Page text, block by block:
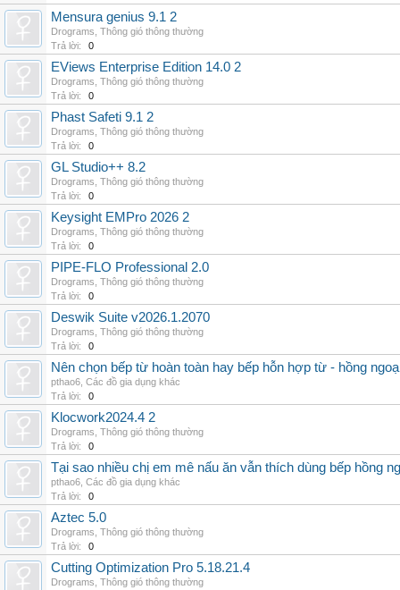
Mensura genius 9.1 2
Drograms Thông gió thông thường
Trả lời:
0
EViews Enterprise Edition 14.0 2
Drograms Thông gió thông thường
Trả lời:
0
Phast Safeti 9.1 2
Drograms Thông gió thông thường
Trả lời:
0
GL Studio++ 8.2
Drograms Thông gió thông thường
Trả lời:
0
Keysight EMPro 2026 2
Drograms Thông gió thông thường
Trả lời:
0
PIPE-FLO Professional 2.0
Drograms Thông gió thông thường
Trả lời:
0
Deswik Suite v2026.1.2070
Drograms Thông gió thông thường
Trả lời:
0
Nên chọn bếp từ hoàn toàn hay bếp hỗn hợp từ - hồng
pthao6 Các đồ gia dụng khác
Trả lời:
0
Klocwork2024.4 2
Drograms Thông gió thông thường
Trả lời:
0
Tại sao nhiều chị em mê nấu ăn vẫn thích dùng bếp hồng
pthao6 Các đồ gia dụng khác
Trả lời:
0
Aztec 5.0
Drograms Thông gió thông thường
Trả lời:
0
Cutting Optimization Pro 5.18.21.4
Drograms Thông gió thông thường